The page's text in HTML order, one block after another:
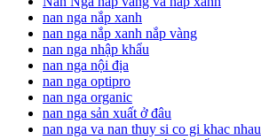
nan nga nắp xanh
nan nga nắp xanh nắp vàng
nan nga nhập khẩu
nan nga nội địa
nan nga optipro
nan nga organic
nan nga sản xuất ở đâu
nan nga va nan thuy si co gi khac nhau